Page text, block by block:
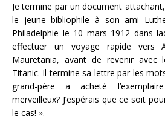
Je termine par un document
le jeune bibliophile à son ami
Philadelphie le 10 mars 1912 dans
effectuer un voyage rapide vers
Mauretania, avant de revenir avec
Titanic. Il termine sa lettre par les
grand-père a acheté
merveilleux? J’espérais que ce soit
le cas! ».